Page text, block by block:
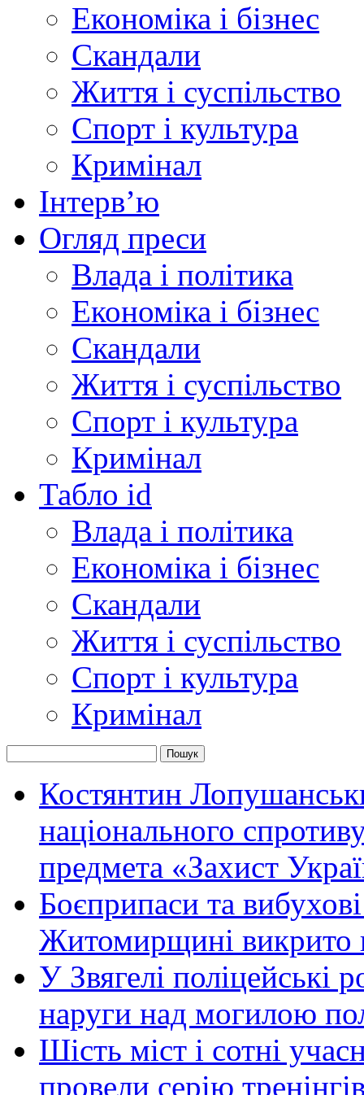
Економіка і бізнес
Скандали
Життя і суспільство
Спорт і культура
Кримінал
Інтерв’ю
Огляд преси
Влада і політика
Економіка і бізнес
Скандали
Життя і суспільство
Спорт і культура
Кримінал
Табло id
Влада і політика
Економіка і бізнес
Скандали
Життя і суспільство
Спорт і культура
Кримінал
Костянтин
національного
предмета «Захист
Боєприпаси та
Житомирщині викрито
У Звягелі поліцейські
наруги над могилою
Шість міст і сотні
провели серію